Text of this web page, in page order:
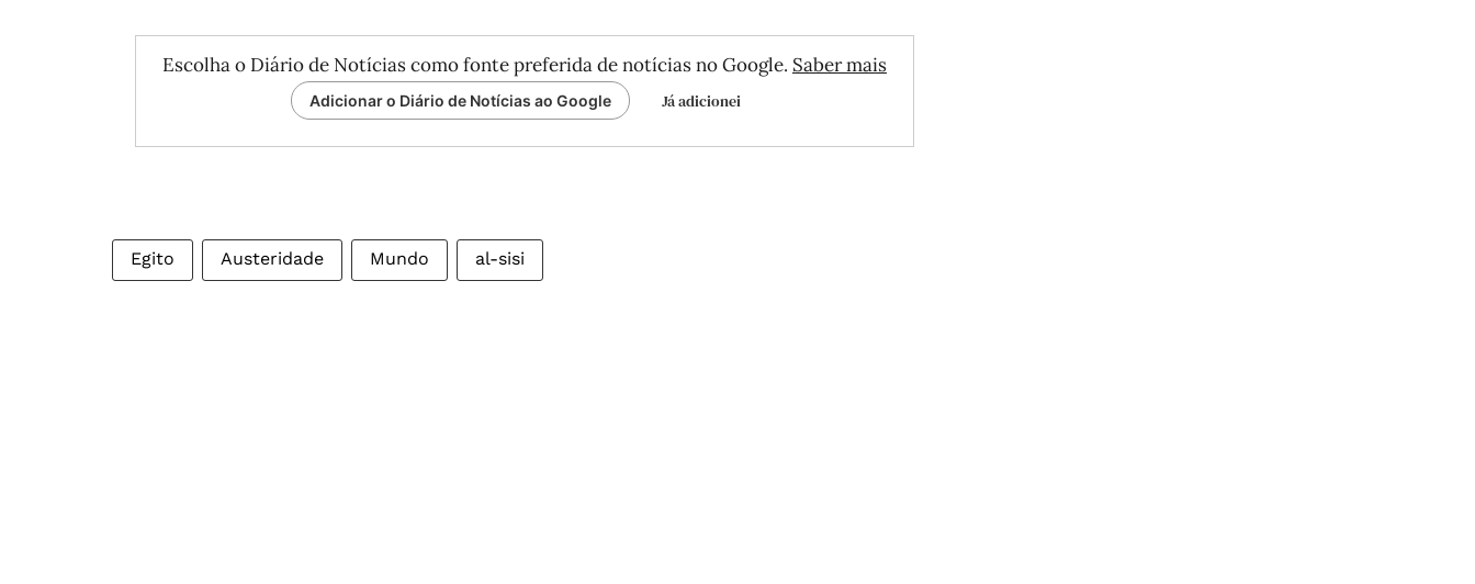
Escolha o Diário de Notícias como fonte preferida de notícias no Google. Saber mais
Adicionar o Diário de Notícias ao Google Já adicionei
Egito Austeridade Mundo al-sisi